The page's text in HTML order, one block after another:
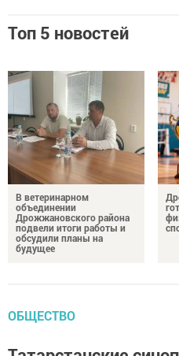
Топ 5 новостей
В ветеринарном
объединении
Дрожжановского района
подвели итоги работы и
обсудили планы на
будущее
ОБЩЕСТВО